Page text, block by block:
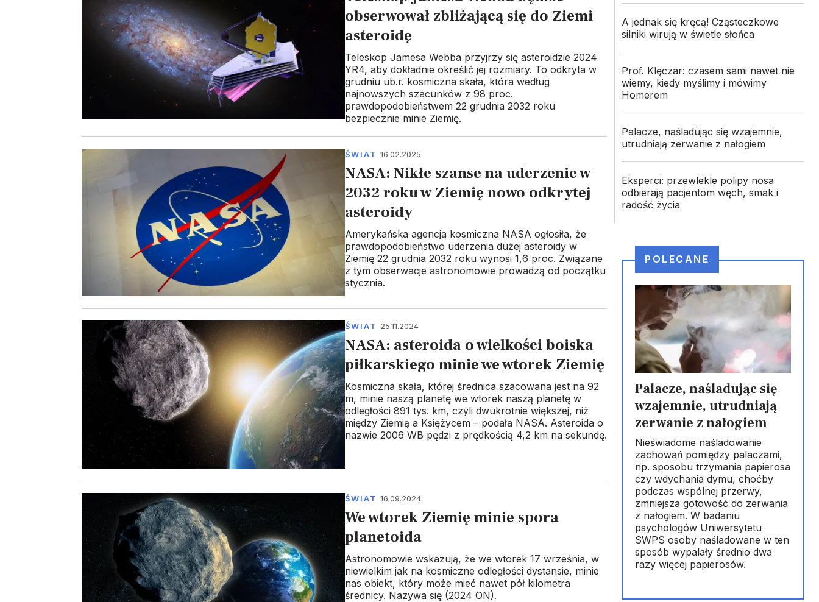
obserwował zbliżającą się do Ziemi
asteroidę
Teleskop Jamesa Webba przyjrzy się asteroidzie 2024
YR4, aby dokładnie określić jej rozmiary. To odkryta w
grudniu ub.r. kosmiczna skała, która według
najnowszych szacunków z 98 proc.
prawdopodobieństwem 22 grudnia 2032 roku
bezpiecznie minie Ziemię.
ŚWIAT 16.02.2025
NASA: Nikłe szanse na uderzenie w
2032 roku w Ziemię nowo odkrytej
asteroidy
Amerykańska agencja kosmiczna NASA ogłosiła, że
prawdopodobieństwo uderzenia dużej asteroidy w
Ziemię 22 grudnia 2032 roku wynosi 1,6 proc. Związane
z tym obserwacje astronomowie prowadzą od początku
stycznia.
ŚWIAT 25.11.2024
NASA: asteroida o wielkości boiska
piłkarskiego minie we wtorek Ziemię
Kosmiczna skała, której średnica szacowana jest na 92
m, minie naszą planetę we wtorek naszą planetę w
odległości 891 tys. km, czyli dwukrotnie większej, niż
między Ziemią a Księżycem – podała NASA. Asteroida o
nazwie 2006 WB pędzi z prędkością 4,2 km na sekundę.
ŚWIAT 16.09.2024
We wtorek Ziemię minie spora
planetoida
Astronomowie wskazują, że we wtorek 17 września, w
niewielkim jak na kosmiczne odległości dystansie, minie
nas obiekt, który może mieć nawet pół kilometra
średnicy. Nazywa się (2024 ON).
A jednak się kręcą! Cząsteczkowe
silniki wirują w świetle słońca
Prof. Klęczar: czasem sami nawet nie
wiemy, kiedy myślimy i mówimy
Homerem
Palacze, naśladując się wzajemnie,
utrudniają zerwanie z nałogiem
Eksperci: przewlekle polipy nosa
odbierają pacjentom węch, smak i
radość życia
POLECANE
Palacze, naśladując się
wzajemnie, utrudniają
zerwanie z nałogiem
Nieświadome naśladowanie
zachowań pomiędzy palaczami,
np. sposobu trzymania papierosa
czy wdychania dymu, choćby
podczas wspólnej przerwy,
zmniejsza gotowość do zerwania
z nałogiem. W badaniu
psychologów Uniwersytetu
SWPS osoby naśladowane w ten
sposób wypalały średnio dwa
razy więcej papierosów.